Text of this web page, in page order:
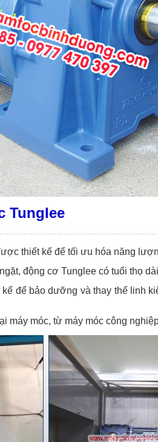
Tunglee
thiết kế để tối ưu hóa năng
động cơ Tunglee có tuổi thọ
để bảo dưỡng và thay thế linh
máy móc, từ máy móc công